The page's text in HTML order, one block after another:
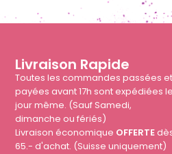
Livraison Rapide
Toutes les commandes passées et
payées avant 17h sont expédiées le
jour même. (Sauf Samedi,
dimanche ou fériés)
Livraison économique OFFERTE
65.- d'achat. (Suisse uniquement)